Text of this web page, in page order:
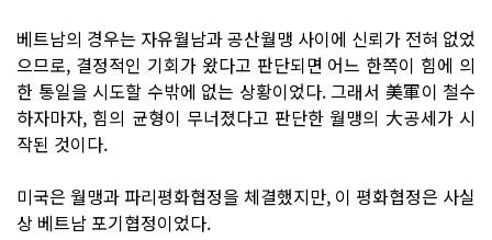
베트남의 경우는 자유월남과 공산월맹 사이에 신뢰가 전혀 없었
으므로, 결정적인 기회가 왔다고 판단되면 어느 한쪽이 힘에 의
한 통일을 시도할 수밖에 없는 상황이었다. 그래서 美軍이 철수
하자마자, 힘의 균형이 무너졌다고 판단한 월맹의 大공세가 시
작된 것이다.
미국은 월맹과 파리평화협정을 체결했지만, 이 평화협정은 사실
상 베트남 포기협정이었다.